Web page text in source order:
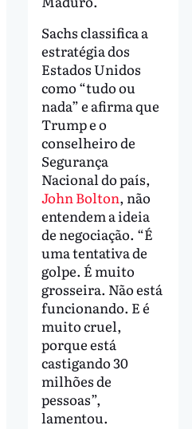
Sachs classifica a
estratégia dos
Estados Unidos
como “tudo ou
nada” e afirma que
Trump e o
conselheiro de
Segurança
Nacional do país,
John Bolton, não
entendem a ideia
de negociação. “É
uma tentativa de
golpe. É muito
grosseira. Não está
funcionando. E é
muito cruel,
porque está
castigando 30
milhões de
pessoas”,
lamentou.